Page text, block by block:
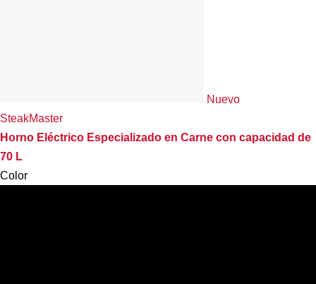
Nuevo
SteakMaster
Horno Eléctrico Especializado en Carne con capacidad de
70 L
Color